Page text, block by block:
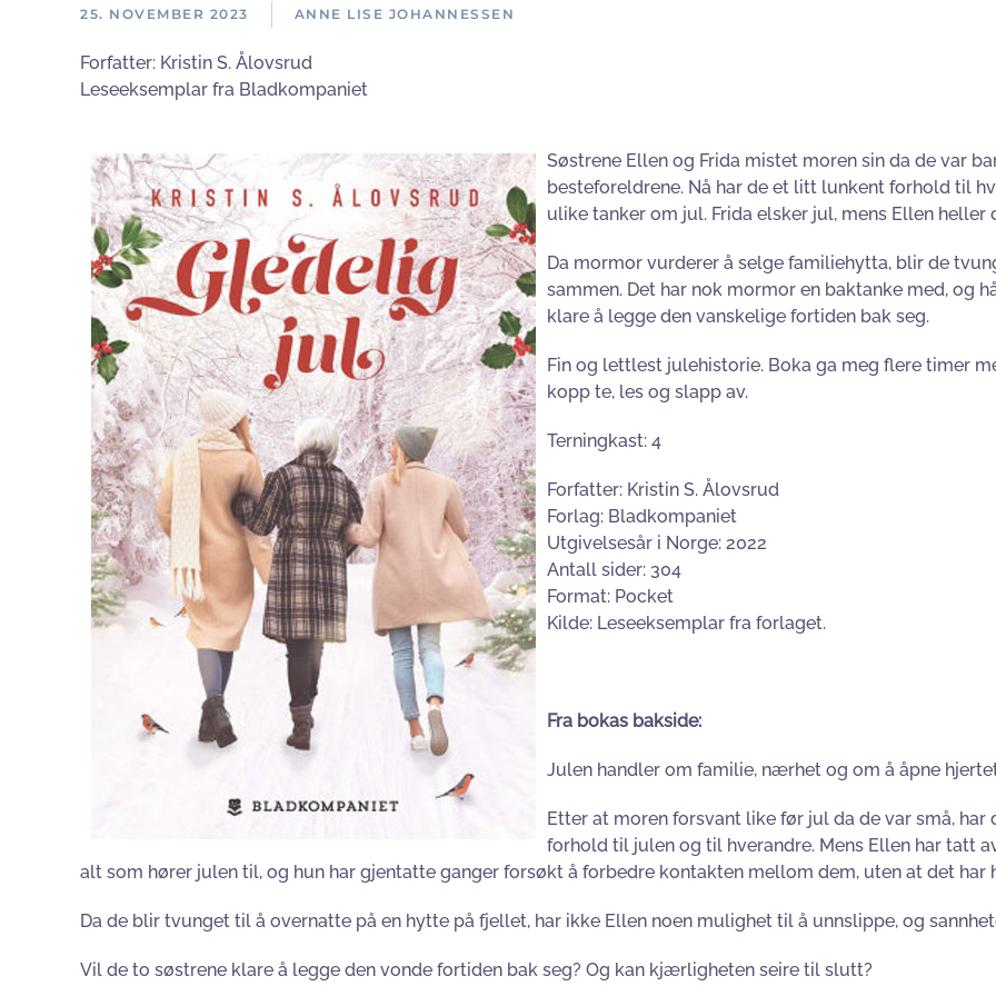
25. NOVEMBER 2023 ANNE LISE JOHANNESSEN
Forfatter: Kristin S. Ålovsrud
Leseeksemplar fra Bladkompaniet
Søstrene Ellen og Frida mistet moren sin da de var
besteforeldrene. Nå har de et litt lunkent forhold til
ulike tanker om jul. Frida elsker jul, mens Ellen heller
Da mormor vurderer å selge familiehytta, blir de
sammen. Det har nok mormor en baktanke med, og
klare å legge den vanskelige fortiden bak seg.
Fin og lettlest julehistorie. Boka ga meg flere timer
kopp te, les og slapp av.
Terningkast: 4
Forfatter: Kristin S. Ålovsrud
Forlag: Bladkompaniet
Utgivelsesår i Norge: 2022
Antall sider: 304
Format: Pocket
Kilde: Leseeksemplar fra forlaget.
Fra bokas bakside:
Julen handler om familie, nærhet og om å åpne
Etter at moren forsvant like før jul da de var små,
forhold til julen og til hverandre. Mens Ellen har tatt
alt som hører julen til, og hun har gjentatte ganger forsøkt å forbedre kontakten mellom dem, uten at det har
Da de blir tvunget til å overnatte på en hytte på fjellet, har ikke Ellen noen mulighet til å unnslippe, og
Vil de to søstrene klare å legge den vonde fortiden bak seg? Og kan kjærligheten seire til slutt?